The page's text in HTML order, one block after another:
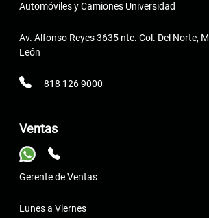
Automóviles y Camiones Universidad
Av. Alfonso Reyes 3635 nte. Col. Del Norte,
León
818 126 9000
Ventas
Gerente de Ventas
Lunes a Viernes